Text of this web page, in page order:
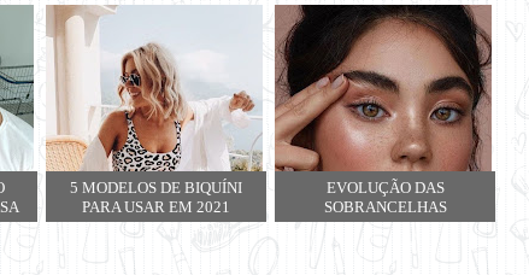
5 MODELOS DE BIQUÍNI
PARA USAR EM 2021
EVOLUÇÃO DAS
SOBRANCELHAS